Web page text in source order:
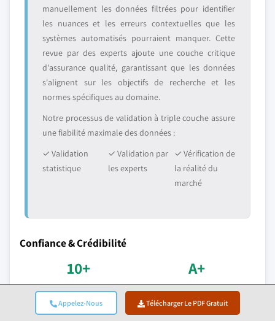
Appelez-Nous Télécharger Le PDF Gratuit
manuellement les données filtrées pour identifier
les nuances et les erreurs contextuelles que les
systèmes automatisés pourraient manquer. Cette
revue par des experts ajoute une couche critique
d'assurance qualité, garantissant que les données
s'alignent sur les objectifs de recherche et les
normes spécifiques au domaine.
Notre processus de validation à triple couche assure
une fiabilité maximale des données :
✓ Validation
statistique
✓ Validation par
les experts
✓ Vérification de
la réalité du
marché
Confiance & Crédibilité
10+
Années de service
Prestation cohérente
A+
Accréditation BBB
Normes professionnelles